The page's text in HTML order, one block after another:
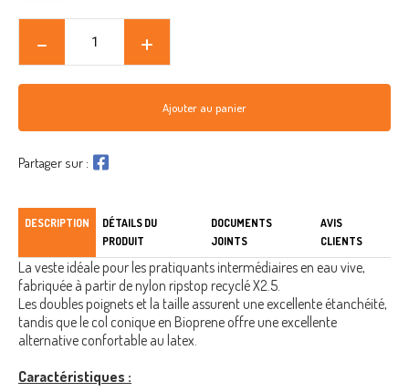
DESCRIPTION
DÉTAILS DU
PRODUIT
DOCUMENTS
JOINTS
AVIS
CLIENTS
La veste idéale pour les pratiquants intermédiaires en eau vive,
fabriquée à partir de nylon ripstop recyclé X2.5.
Les doubles poignets et la taille assurent une excellente étanchéité,
tandis que le col conique en Bioprene offre une excellente
alternative confortable au latex.
Caractéristiques :
Ajouter au panier
Partager sur :